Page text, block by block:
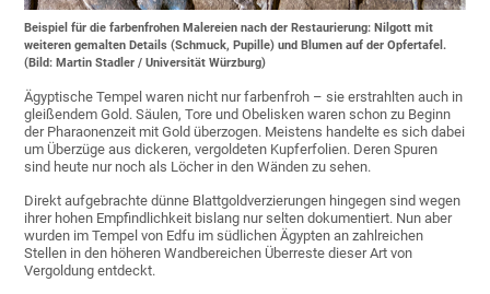
Beispiel für die farbenfrohen Malereien nach der Restaurierung: Nilgott mit
weiteren gemalten Details (Schmuck, Pupille) und Blumen auf der Opfertafel.
(Bild: Martin Stadler / Universität Würzburg)
Ägyptische Tempel waren nicht nur farbenfroh – sie erstrahlten auch in
gleißendem Gold. Säulen, Tore und Obelisken waren schon zu Beginn
der Pharaonenzeit mit Gold überzogen. Meistens handelte es sich dabei
um Überzüge aus dickeren, vergoldeten Kupferfolien. Deren Spuren
sind heute nur noch als Löcher in den Wänden zu sehen.
Direkt aufgebrachte dünne Blattgoldverzierungen hingegen sind wegen
ihrer hohen Empfindlichkeit bislang nur selten dokumentiert. Nun aber
wurden im Tempel von Edfu im südlichen Ägypten an zahlreichen
Stellen in den höheren Wandbereichen Überreste dieser Art von
Vergoldung entdeckt.